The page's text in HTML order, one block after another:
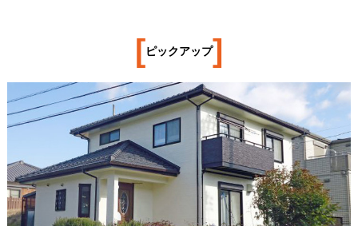
[ピックアップ]